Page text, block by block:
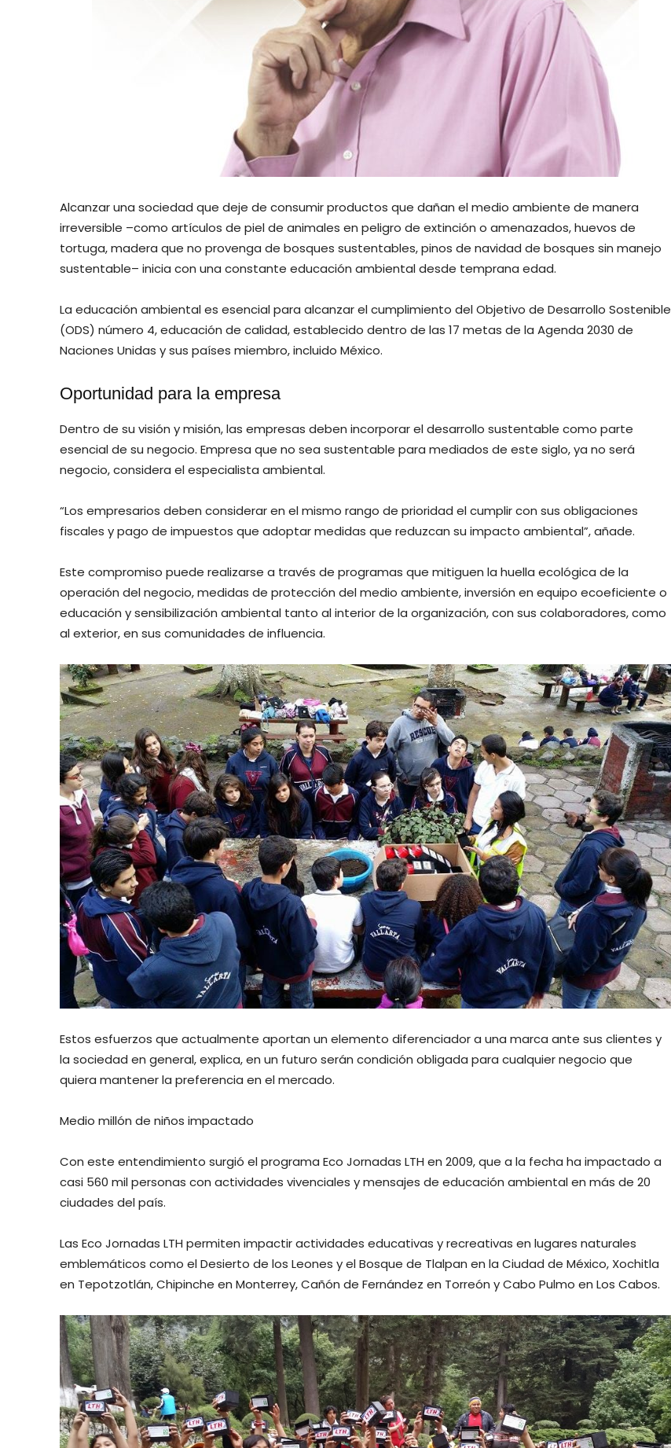
Alcanzar una sociedad que deje de consumir productos que dañan el medio ambiente de manera
irreversible –como artículos de piel de animales en peligro de extinción o amenazados, huevos de
tortuga, madera que no provenga de bosques sustentables, pinos de navidad de bosques sin manejo
sustentable– inicia con una constante educación ambiental desde temprana edad.
La educación ambiental es esencial para alcanzar el cumplimiento del Objetivo de Desarrollo Sostenible
(ODS) número 4, educación de calidad, establecido dentro de las 17 metas de la Agenda 2030 de
Naciones Unidas y sus países miembro, incluido México.
Oportunidad para la empresa
Dentro de su visión y misión, las empresas deben incorporar el desarrollo sustentable como parte
esencial de su negocio. Empresa que no sea sustentable para mediados de este siglo, ya no será
negocio, considera el especialista ambiental.
“Los empresarios deben considerar en el mismo rango de prioridad el cumplir con sus obligaciones
fiscales y pago de impuestos que adoptar medidas que reduzcan su impacto ambiental”, añade.
Este compromiso puede realizarse a través de programas que mitiguen la huella ecológica de la
operación del negocio, medidas de protección del medio ambiente, inversión en equipo ecoeficiente o
educación y sensibilización ambiental tanto al interior de la organización, con sus colaboradores, como
al exterior, en sus comunidades de influencia.
Estos esfuerzos que actualmente aportan un elemento diferenciador a una marca ante sus clientes y
la sociedad en general, explica, en un futuro serán condición obligada para cualquier negocio que
quiera mantener la preferencia en el mercado.
Medio millón de niños impactado
Con este entendimiento surgió el programa Eco Jornadas LTH en 2009, que a la fecha ha impactado a
casi 560 mil personas con actividades vivenciales y mensajes de educación ambiental en más de 20
ciudades del país.
Las Eco Jornadas LTH permiten impactir actividades educativas y recreativas en lugares naturales
emblemáticos como el Desierto de los Leones y el Bosque de Tlalpan en la Ciudad de México, Xochitla
en Tepotzotlán, Chipinche en Monterrey, Cañón de Fernández en Torreón y Cabo Pulmo en Los Cabos.